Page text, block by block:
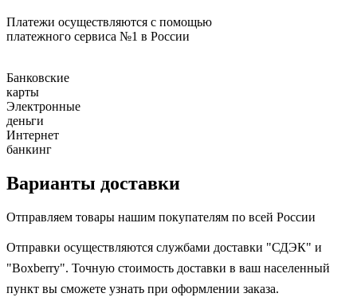
Платежи осуществляются с помощью
платежного сервиса №1 в России
Банковские
карты
Электронные
деньги
Интернет
банкинг
Варианты доставки
Отправляем товары нашим покупателям по всей России
Отправки осуществляются службами доставки "СДЭК" и
"Boxberry". Точную стоимость доставки в ваш населенный
пункт вы сможете узнать при оформлении заказа.